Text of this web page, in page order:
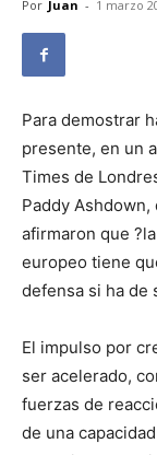
Por Juan - 1 marzo
Para demostrar
presente, en un
Times de
Paddy
afirmaron que
europeo tiene
defensa si ha de
El impulso por
ser acelerado,
fuerzas de
de una